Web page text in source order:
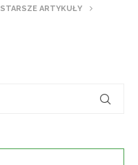
STARSZE ARTYKUŁY